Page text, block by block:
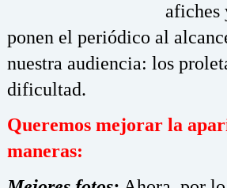
afiches
ponen el periódico al
nuestra audiencia: los
dificultad.
Queremos mejorar la
maneras: